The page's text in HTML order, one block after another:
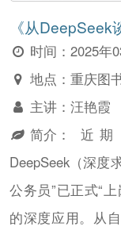
《从
时间：2025年
地点：重庆图
主讲：汪艳霞
简介：
近
DeepSeek（深度
公务员”已正式“
的深度应用。从